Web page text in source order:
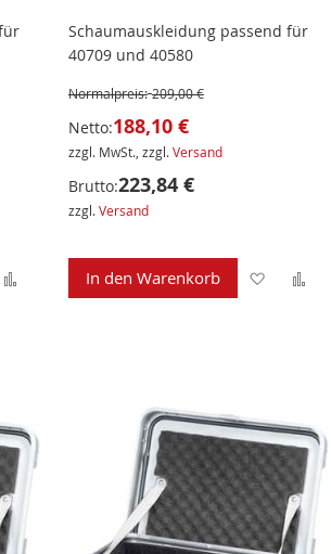
Schaumauskleidung passend für
40709 und 40580
Normalpreis: 209,00 €
Netto:188,10 €
zzgl. MwSt., zzgl.Versand
Brutto:223,84 €
zzgl.Versand
In den Warenkorb
Zur